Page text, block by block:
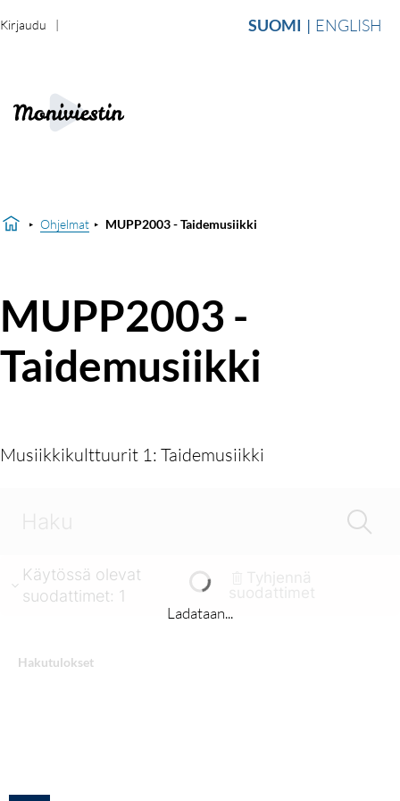
SUOMI ENGLISH
Kirjaudu
Ohjelmat MUPP2003 - Taidemusiikki
MUPP2003 -
Taidemusiikki
Musiikkikulttuurit 1: Taidemusiikki
Käytössä olevat
suodattimet: 1
Hakutulokset
Ladataan...